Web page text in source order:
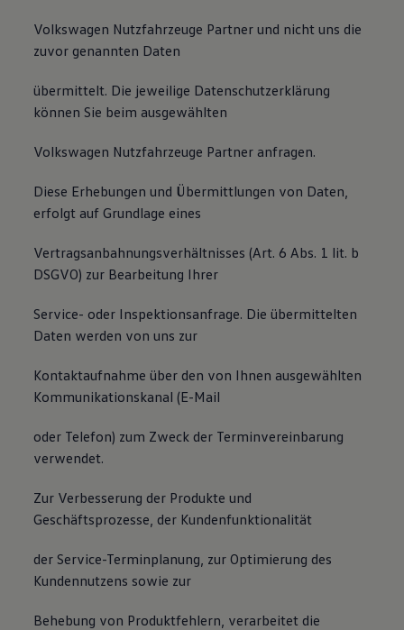
Volkswagen Nutzfahrzeuge Partner und nicht uns die
zuvor genannten Daten
übermittelt. Die jeweilige Datenschutzerklärung
können Sie beim ausgewählten
Volkswagen Nutzfahrzeuge Partner anfragen.
Diese Erhebungen und Übermittlungen von Daten,
erfolgt auf Grundlage eines
Vertragsanbahnungsverhältnisses (Art. 6 Abs. 1 lit. b
DSGVO) zur Bearbeitung Ihrer
Service- oder Inspektionsanfrage. Die übermittelten
Daten werden von uns zur
Kontaktaufnahme über den von Ihnen ausgewählten
Kommunikationskanal (E-Mail
oder Telefon) zum Zweck der Terminvereinbarung
verwendet.
Zur Verbesserung der Produkte und
Geschäftsprozesse, der Kundenfunktionalität
der Service-Terminplanung, zur Optimierung des
Kundennutzens sowie zur
Behebung von Produktfehlern, verarbeitet die